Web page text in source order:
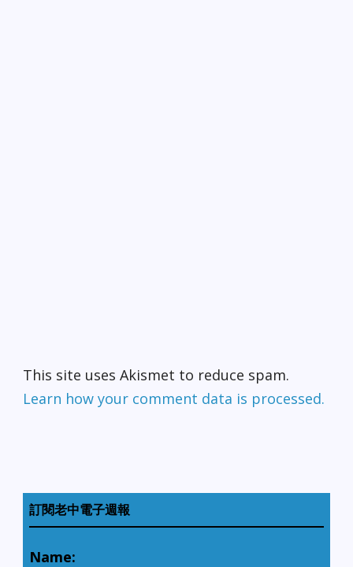
This site uses Akismet to reduce spam.
Learn how your comment data is processed.
訂閱老中電子週報
Name: